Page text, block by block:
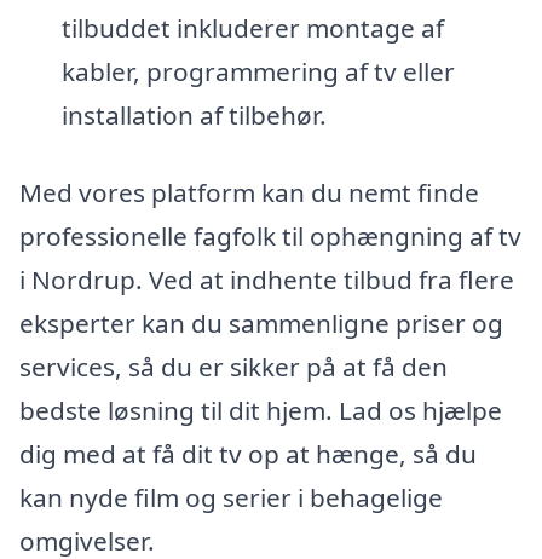
tilbuddet inkluderer montage af
kabler, programmering af tv eller
installation af tilbehør.
Med vores platform kan du nemt finde
professionelle fagfolk til ophængning af tv
i Nordrup. Ved at indhente tilbud fra flere
eksperter kan du sammenligne priser og
services, så du er sikker på at få den
bedste løsning til dit hjem. Lad os hjælpe
dig med at få dit tv op at hænge, så du
kan nyde film og serier i behagelige
omgivelser.